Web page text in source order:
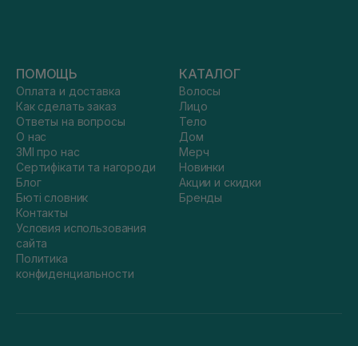
ПОМОЩЬ
Оплата и доставка
Как сделать заказ
Ответы на вопросы
О нас
ЗМІ про нас
Сертифікати та нагороди
Блог
Бюті словник
Контакты
Условия использования
сайта
Политика
конфиденциальности
КАТАЛОГ
Волосы
Лицо
Тело
Дом
Мерч
Новинки
Акции и скидки
Бренды